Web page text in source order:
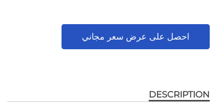
احصل على عرض سعر مجاني
DESCRIPTION